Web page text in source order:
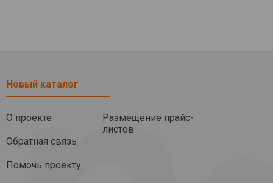
Новый каталог
О проекте
Обратная связь
Помочь проекту
Размещение прайс-
листов